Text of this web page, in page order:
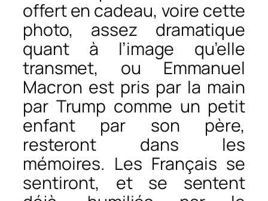
offert en cadeau, voire cette
photo, assez dramatique
quant à l’image qu’elle
transmet, ou Emmanuel
Macron est pris par la main
par Trump comme un petit
enfant par son père,
resteront dans les
mémoires. Les Français se
sentiront, et se sentent